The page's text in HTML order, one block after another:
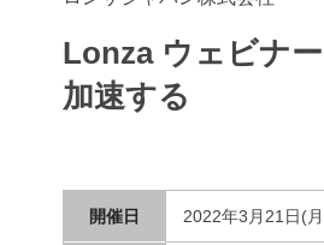
Lonza ウェビナ
加速する
開催日 2022年3月21日(